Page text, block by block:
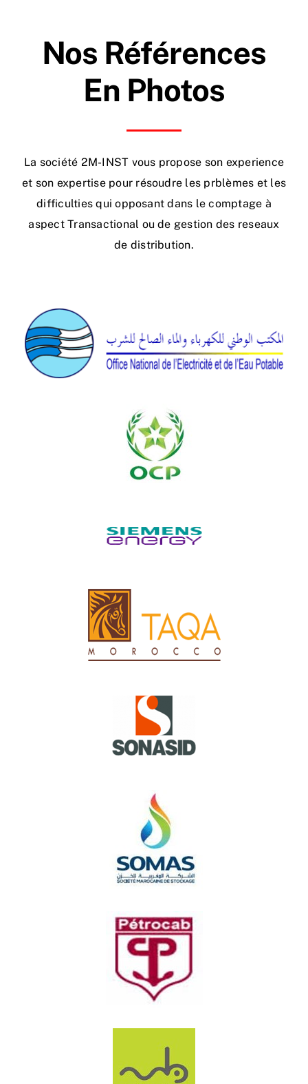
Nos Références
En Photos
La société 2M-INST vous propose son experience
et son expertise pour résoudre les prblèmes et les
difficulties qui opposant dans le comptage à
aspect Transactional ou de gestion des reseaux
de distribution.